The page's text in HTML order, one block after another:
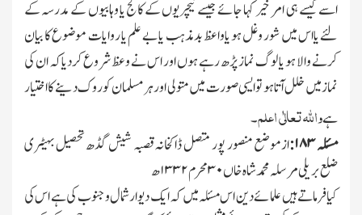
اسے کیسے ہی امر خیر کہا جائے جیسے نیچریوں کے کالج یا وہابیوں کے مدرسہ کے
لئے یااس میں شور وغل ہو یاواعظ بدمذہب یا بے علم یا روایات موضوع کا بیان
کرنے والا ہو یا لوگ نماز پڑھ رہے ہوں اور اس نے وعظ شروع کردیاکہ ان کی
نماز میں خلل آتا ہو تو ایسی صورت میں متولی اور ہر مسلمان کو روك دینے کا اختیار
ہےواﷲ تعالٰی اعلم۔
مسئلہ۱۸۳: ازموضع منصور پور متصل ڈاکخانہ قصبہ شیش گڈھ تحصیل بہیٹری
ضلع بریلی مرسلہ محمد شاہ خاں۳۰محرم۱۳۳۲ھ
کیافرماتے ہیں علمائے دین اس مسئلہ میں کہ ایك دیوار شمال وجنوب کی ہے اس کی